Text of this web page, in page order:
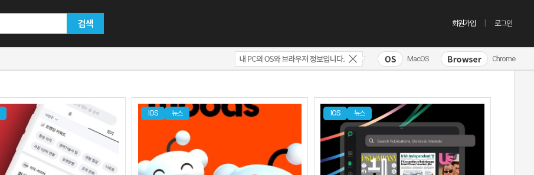
검색 회원가입 로그인
MacOS Chrome
IOS 뉴스 IOS 뉴스